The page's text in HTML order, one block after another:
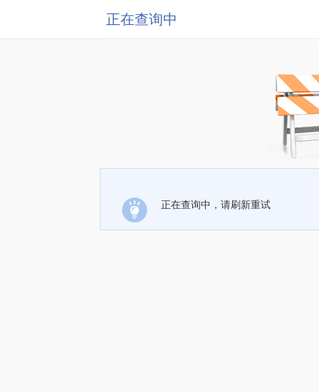
正在查询中
正在查询中，请刷新重试